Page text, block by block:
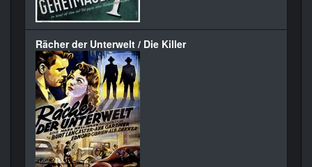
Rächer der Unterwelt / Die Killer